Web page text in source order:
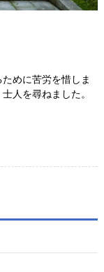
めに苦労を惜しま
人を尋ねました。